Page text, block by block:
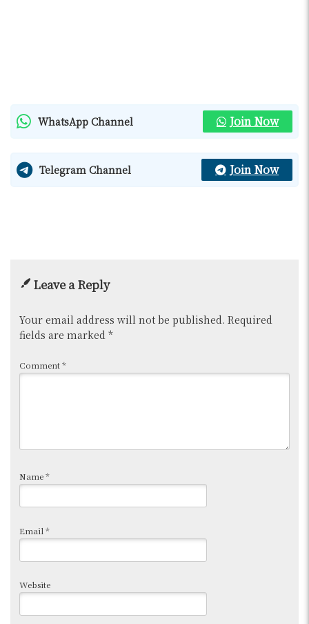
WhatsApp Channel Join Now
Telegram Channel Join Now
Leave a Reply
Your email address will not be published. Required
fields are marked *
Comment*
Name*
Email *
Website